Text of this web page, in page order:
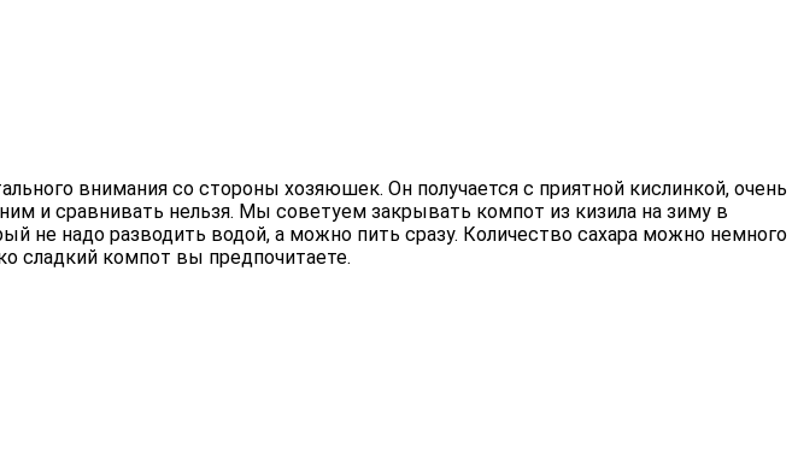
внимания со стороны хозяюшек. Он получается с приятной кислинкой, очень
и сравнивать нельзя. Мы советуем закрывать компот из кизила на зиму в
не надо разводить водой, а можно пить сразу. Количество сахара можно немного
сладкий компот вы предпочитаете.